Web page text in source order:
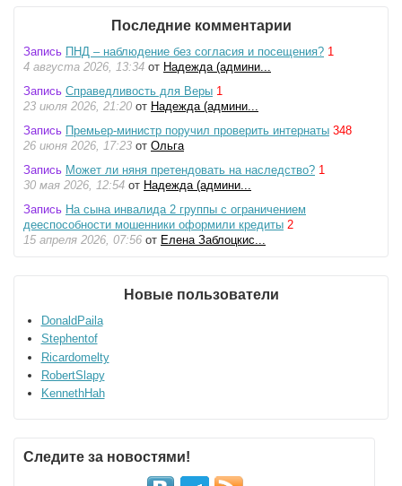
Последние комментарии
Запись ПНД – наблюдение без согласия и посещения? 1
4 августа 2026, 13:34 от Надежда (админи...
Запись Справедливость для Веры 1
23 июля 2026, 21:20 от Надежда (админи...
Запись Премьер-министр поручил проверить интернаты 348
26 июня 2026, 17:23 от Ольга
Запись Может ли няня претендовать на наследство? 1
30 мая 2026, 12:54 от Надежда (админи...
Запись На сына инвалида 2 группы с ограничением
дееспособности мошенники оформили кредиты 2
15 апреля 2026, 07:56 от Елена Заблоцкис...
Новые пользователи
DonaldPaila
Stephentof
Ricardomelty
RobertSlapy
KennethHah
Следите за новостями!